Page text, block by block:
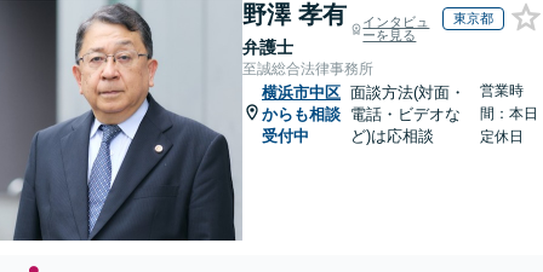
野澤 孝有
弁護士
インタビュ
ーを見る
東京都
至誠総合法律事務所
横浜市中区
からも相談
受付中
面談方法(対面・
電話・ビデオな
ど)は応相談
営業時
間：本日
定休日